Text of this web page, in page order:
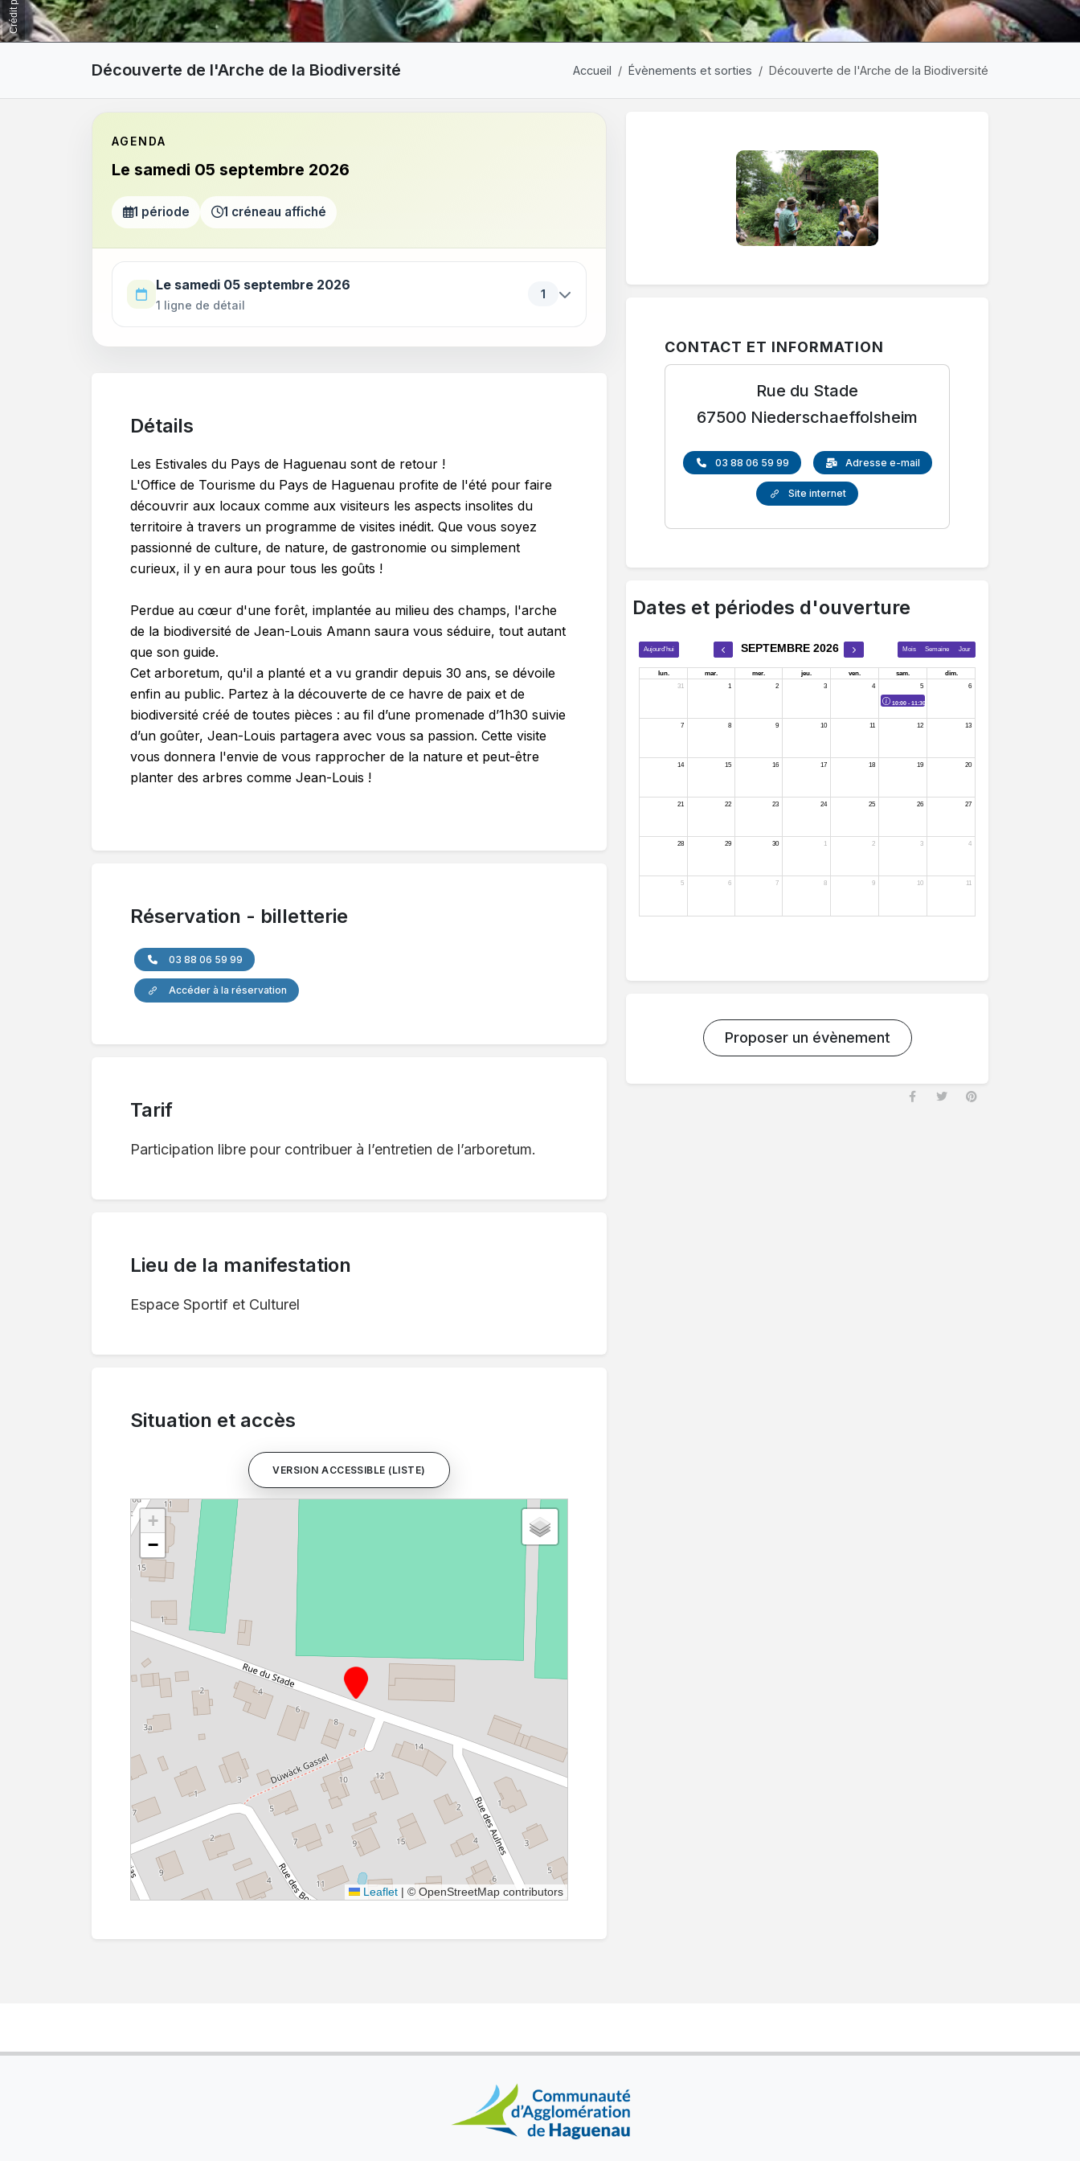
Découverte de l'Arche de la Biodiversité Accueil Évènements et sorties Découverte de l'Arche de la Biodiversité
AGENDA
Le samedi 05 septembre 2026
1 période 1 créneau affiché
Le samedi 05 septembre 2026
1 ligne de détail
1
Détails
Les Estivales du Pays de Haguenau sont de retour !
L'Office de Tourisme du Pays de Haguenau profite de l'été pour faire
découvrir aux locaux comme aux visiteurs les aspects insolites du
territoire à travers un programme de visites inédit. Que vous soyez
passionné de culture, de nature, de gastronomie ou simplement
curieux, il y en aura pour tous les goûts !
Perdue au cœur d'une forêt, implantée au milieu des champs, l'arche
de la biodiversité de Jean-Louis Amann saura vous séduire, tout autant
que son guide.
Cet arboretum, qu'il a planté et a vu grandir depuis 30 ans, se dévoile
enfin au public. Partez à la découverte de ce havre de paix et de
biodiversité créé de toutes pièces : au fil d’une promenade d’1h30 suivie
d’un goûter, Jean-Louis partagera avec vous sa passion. Cette visite
vous donnera l'envie de vous rapprocher de la nature et peut-être
planter des arbres comme Jean-Louis !
Réservation - billetterie
03 88 06 59 99
Accéder à la réservation
Tarif
Participation libre pour contribuer à l’entretien de l’arboretum.
Lieu de la manifestation
Espace Sportif et Culturel
Situation et accès
VERSION ACCESSIBLE (LISTE)
+
−
Leaflet | © OpenStreetMap contributors
CONTACT ET INFORMATION
Rue du Stade
67500 Niederschaeffolsheim
03 88 06 59 99 Adresse e-mail
Site internet
Dates et périodes d'ouverture
Proposer un évènement